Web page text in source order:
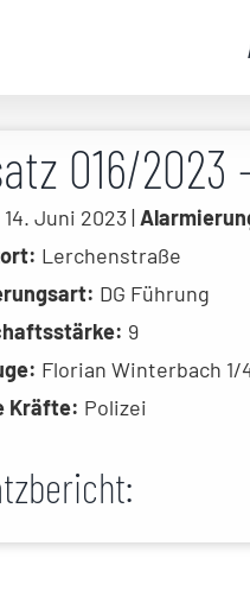
016/2023
14. Juni 2023 |
Lerchenstraße
DG Führung
9
Florian Winterbach 1/
Kräfte: Polizei